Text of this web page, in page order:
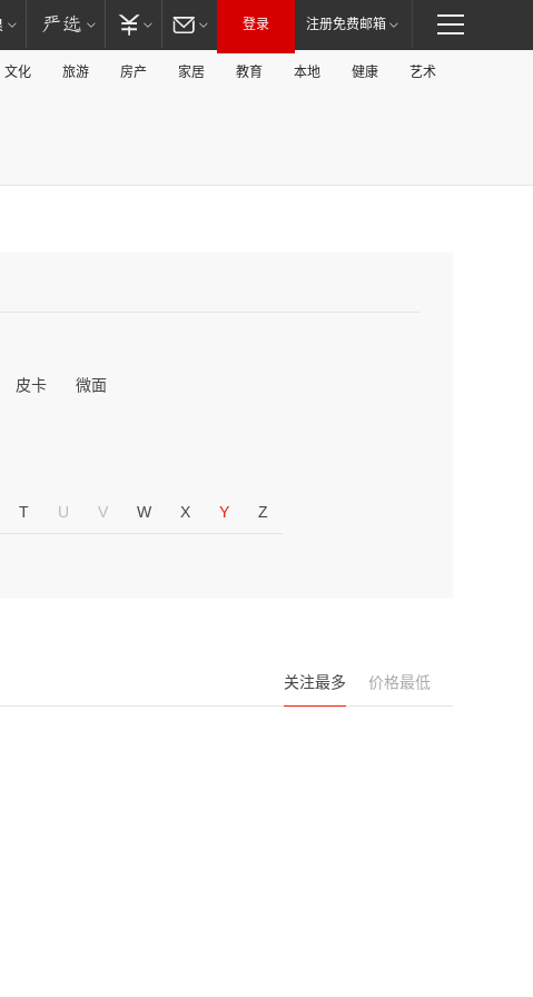
登录 注册免费邮箱
文化 旅游 房产 家居 教育 本地 健康 艺术
皮卡 微面
T U V W X Y Z
关注最多 价格最低